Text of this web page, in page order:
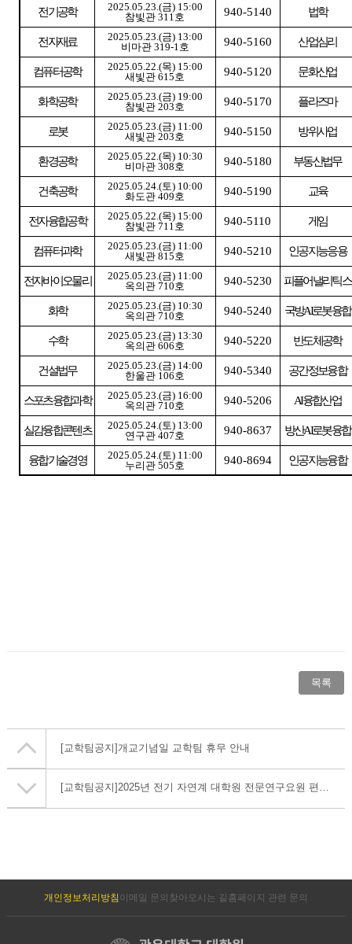
전기공학 2025.05.23.(금) 15:00
참빛관311호 940-5140 법학
전자재료 2025.05.23.(금) 13:00
비마관 319-1호 940-5160 산업심리
컴퓨터공학 2025.05.22.(목) 15:00
새빛관615호 940-5120 문화산업
화학공학 2025.05.23.(금) 19:00
참빛관203호 940-5170 플라즈마
로봇 2025.05.23.(금) 11:00
새빛관203호 940-5150 방위사업
환경공학 2025.05.22.(목) 10:30
비마관308호 940-5180 부동산법무
건축공학 2025.05.24.(토) 10:00
화도관409호 940-5190 교육
전자융합공학 2025.05.22.(목) 15:00
참빛관711호 940-5110 게임
컴퓨터과학 2025.05.23.(금) 11:00
새빛관815호 940-5210 인공지능응용
전자바이오물리 2025.05.23.(금) 11:00
옥의관710호 940-5230 피플어낼리틱스
화학 2025.05.23.(금) 10:30
옥의관710호 940-5240 국방AI로봇융합
수학 2025.05.23.(금) 13:30
옥의관606호 940-5220 반도체공학
건설법무 2025.05.23.(금) 14:00
한울관 106호 940-5340 공간정보융합
스포츠융합과학 2025.05.23.(금) 16:00
옥의관710호 940-5206 AI융합산업
실감융합콘텐츠 2025.05.24.(토) 13:00
연구관407호 940-8637 방산AI로봇융합
융합기술경영 2025.05.24.(토) 11:00
누리관505호 940-8694 인공지능융합
목록
[교학팀공지]개교기념일 교학팀 휴무 안내
[교학팀공지]2025년 전기 자연계 대학원 전문연구요원 편입대상자 선발 안내
개인정보처리방침 이메일 문의 찾아오시는 길 홈페이지 관련 문의